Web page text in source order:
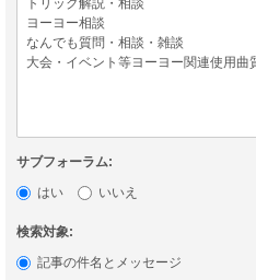
サブフォーラム:
はい
いいえ
検索対象:
記事の件名とメッセージ